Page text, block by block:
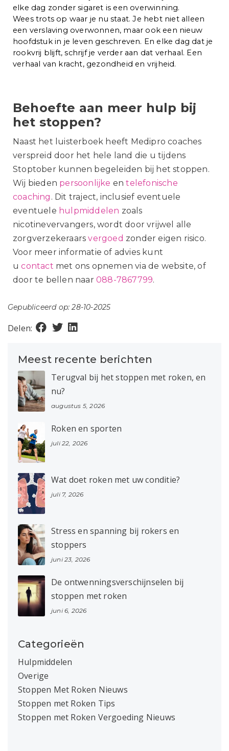
elke dag zonder sigaret is een overwinning.
Wees trots op waar je nu staat. Je hebt niet alleen
een verslaving overwonnen, maar ook een nieuw
hoofdstuk in je leven geschreven. En elke dag dat je
rookvrij blijft, schrijf je verder aan dat verhaal. Een
verhaal van kracht, gezondheid en vrijheid.
Behoefte aan meer hulp bij
het stoppen?
Naast het luisterboek heeft Medipro coaches
verspreid door het hele land die u tijdens
Stoptoberkunnen begeleiden bij het stoppen.
Wij bieden persoonlijke entelefonische
coaching . Dit traject, inclusief eventuele
eventuele hulpmiddelen zoals
nicotinevervangers, wordt door vrijwel alle
zorgverzekeraarsvergoed zonder eigen risico.
Voor meer informatie of advies kunt
ucontact met ons opnemen via de website, of
door te bellen naar 088-7867799.
Gepubliceerd op: 28-10-2025
Delen:
Meest recente berichten
Terugval bij het stoppen met roken, en
nu?
augustus 5, 2026
Roken en sporten
juli 22, 2026
Wat doet roken met uw conditie?
juli 7, 2026
Stress en spanning bij rokers en
stoppers
juni 23, 2026
De ontwenningsverschijnselen bij
stoppen met roken
juni 6, 2026
Categorieën
Hulpmiddelen
Overige
Stoppen Met Roken Nieuws
Stoppen met Roken Tips
Stoppen met Roken Vergoeding Nieuws